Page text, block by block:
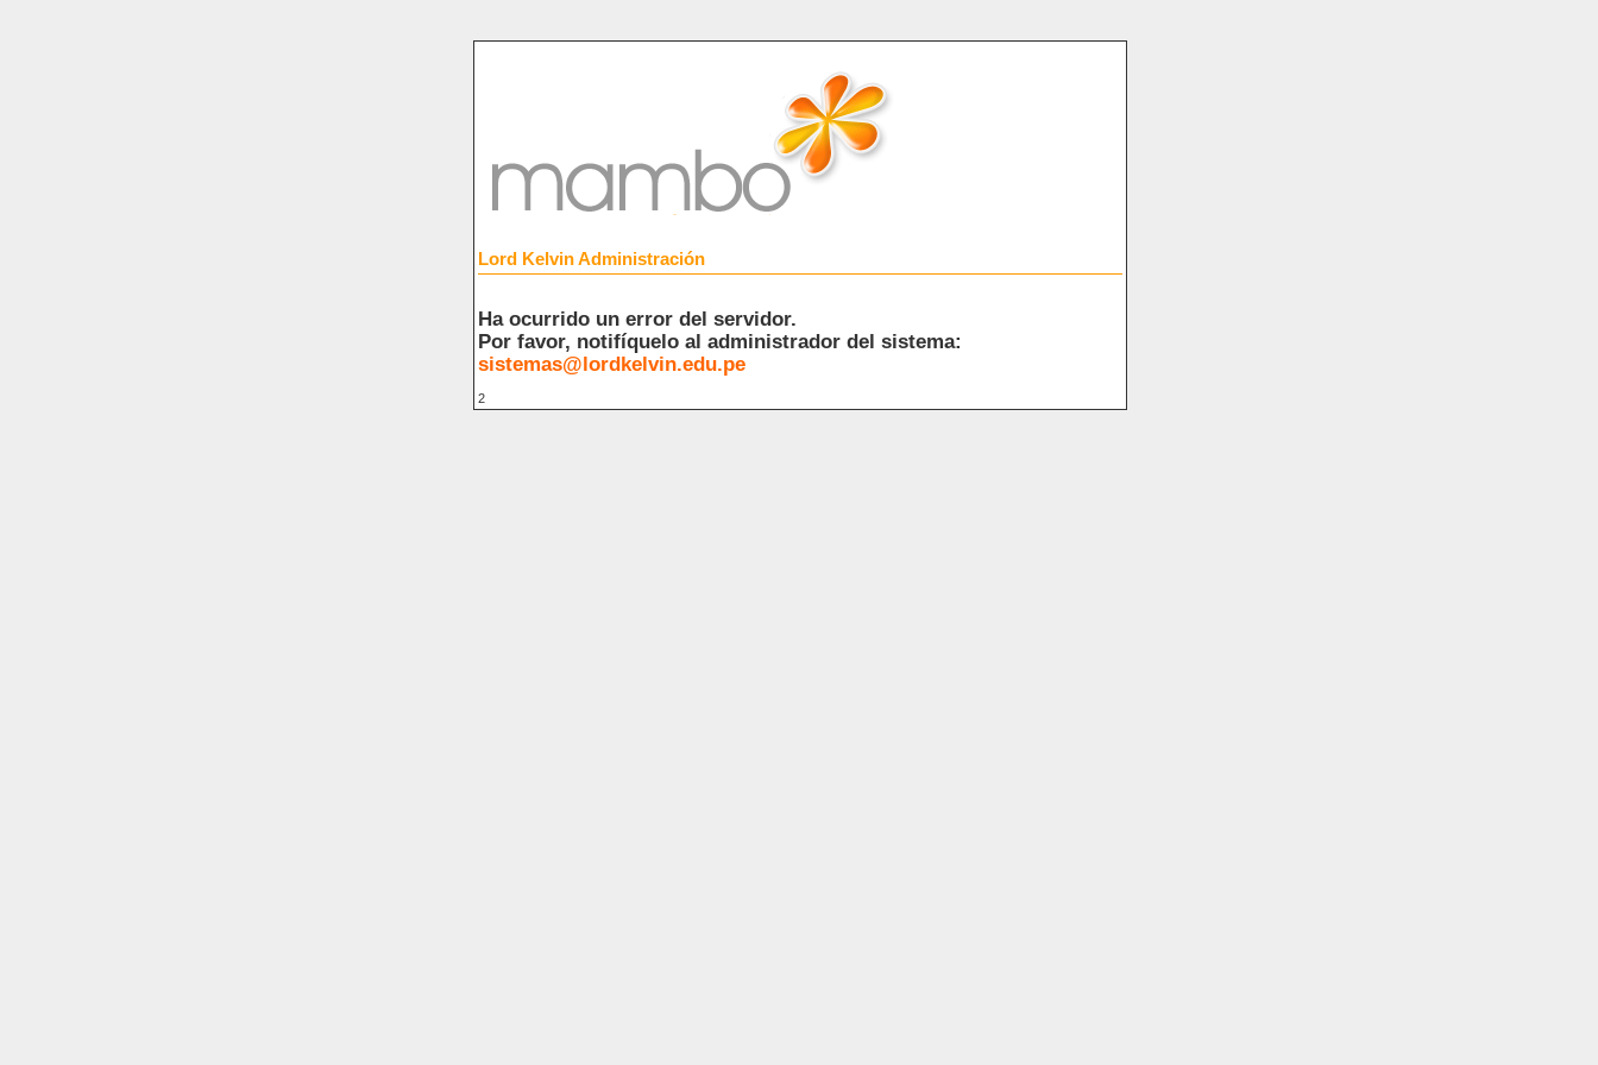
Lord Kelvin Administración
Ha ocurrido un error del servidor.
Por favor, notifíquelo al administrador del sistema:
sistemas@lordkelvin.edu.pe
2